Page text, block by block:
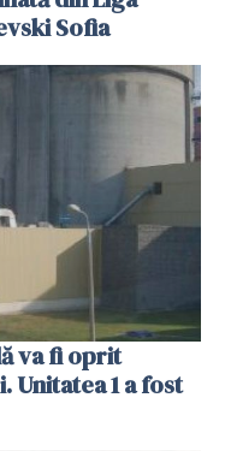
Sofia
va fi oprit
Unitatea 1 a fost